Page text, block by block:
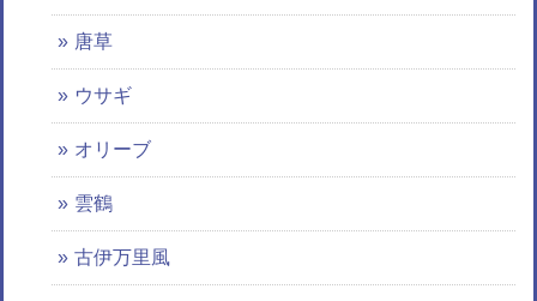
唐草
ウサギ
オリーブ
雲鶴
古伊万里風